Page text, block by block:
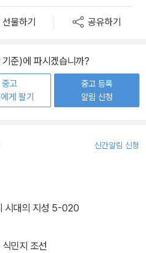
선물하기 공유하기
기준)에 파시겠습니까?
중고
게 팔기
중고 등록
알림 신청
신간알림 신청
시대의 지성 5-020
민지 조선